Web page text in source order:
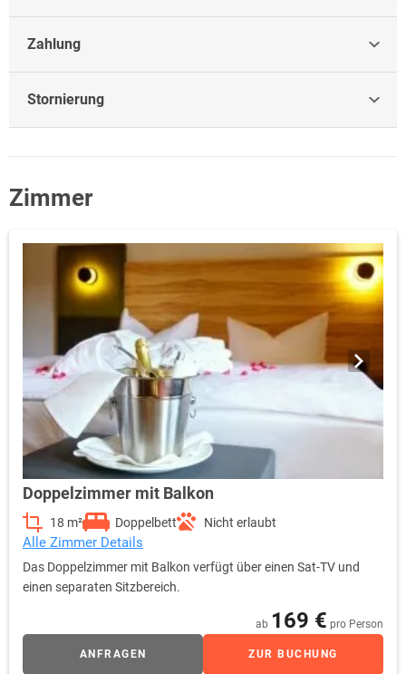
Zahlung
Stornierung
Zimmer
Doppelzimmer mit Balkon
18 m² Doppelbett Nicht erlaubt
Alle Zimmer Details
Das Doppelzimmer mit Balkon verfügt über einen Sat-TV und
einen separaten Sitzbereich.
ab 169 € pro Person
ANFRAGEN ZUR BUCHUNG